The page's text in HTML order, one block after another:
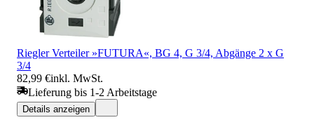
Riegler Verteiler »FUTURA«, BG 4, G 3/4, Abgänge 2 x G
3/4
82,99 €inkl. MwSt.
Lieferung bis 1-2 Arbeitstage
Details anzeigen